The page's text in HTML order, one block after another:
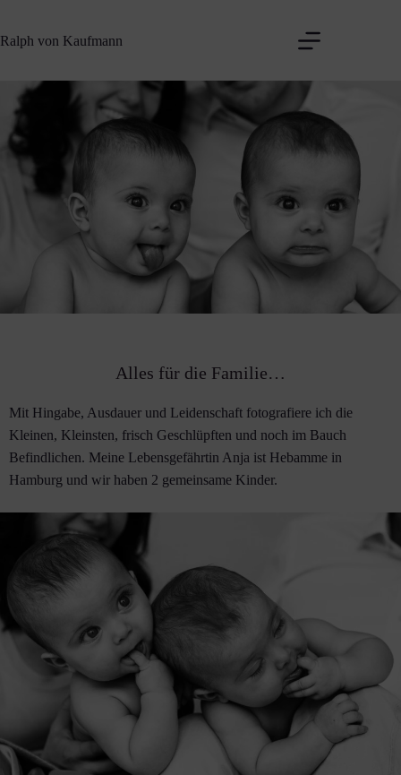
Inhalt
Ralph von Kaufmann
Alles für die Familie…
Mit Hingabe, Ausdauer und Leidenschaft fotografiere ich die
Kleinen, Kleinsten, frisch Geschlüpften und noch im Bauch
Befindlichen. Meine Lebensgefährtin Anja ist Hebamme in
Hamburg und wir haben 2 gemeinsame Kinder.